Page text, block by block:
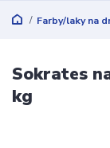
Farby/laky na
Sokrates
kg